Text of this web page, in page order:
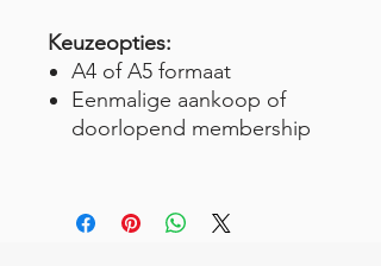
Keuzeopties:
A4 of A5 formaat
Eenmalige aankoop of
doorlopend membership